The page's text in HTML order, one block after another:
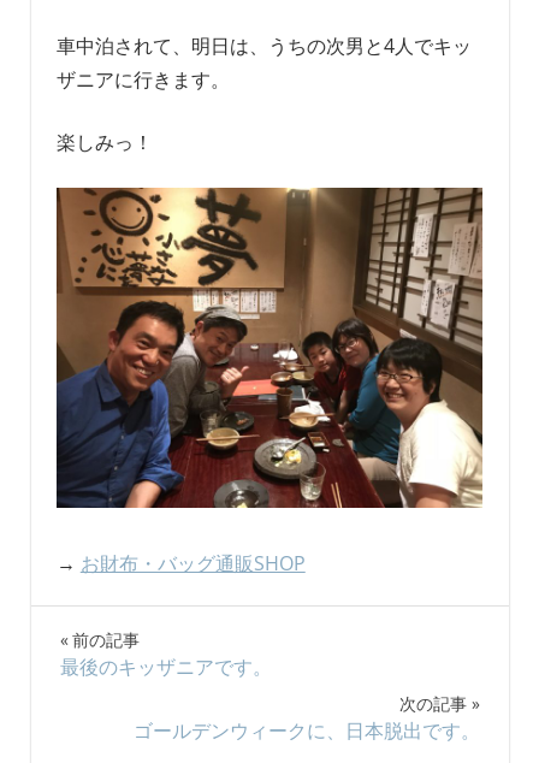
車中泊されて、明日は、うちの次男と4人でキッ
ザニアに行きます。
楽しみっ！
→ お財布・バッグ通販SHOP
投
前の記事
最後のキッザニアです。
次の記事
ゴールデンウィークに、日本脱出です。